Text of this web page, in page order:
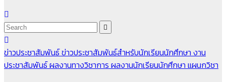
ข่าวประชาสัมพันธ์ข่าวประชาสัมพันธ์สำหรับนักเรียนนักศึกษา งาน
ประชาสัมพันธ์ผลงานทางวิชาการ ผลงานนักเรียนนักศึกษา แผนกวิชา